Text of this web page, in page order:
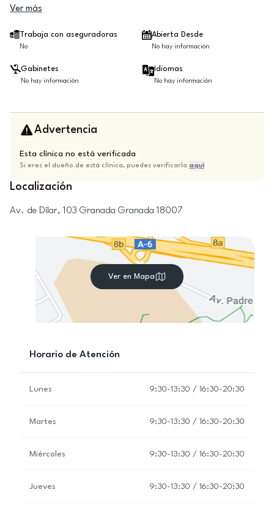
Ver más
Trabaja con aseguradoras
No
Abierta Desde
No hay información
Gabinetes
No hay información
Idiomas
No hay información
Advertencia
Esta clínica no está verificada
Si eres el dueño de está clínica, puedes verificarla aquí
Localización
Av. de Dílar, 103 Granada Granada 18007
Ver en Mapa
Horario de Atención
Lunes 9:30-13:30 / 16:30-20:30
Martes 9:30-13:30 / 16:30-20:30
Miércoles 9:30-13:30 / 16:30-20:30
Jueves 9:30-13:30 / 16:30-20:30